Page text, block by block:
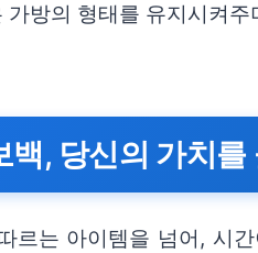
방의 형태를 유지시켜
백, 당신의 가치를
르는 아이템을 넘어, 시